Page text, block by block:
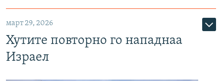
март 29, 2026
Хутите повторно го нападнаа
Израел